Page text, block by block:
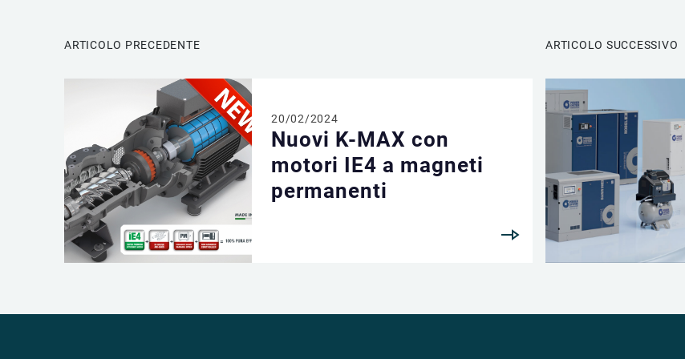
ARTICOLO PRECEDENTE ARTICOLO SUCCESSIVO
20/02/2024
Nuovi K-MAX con
motori IE4 a magneti
permanenti